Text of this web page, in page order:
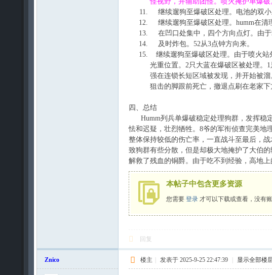
继续遛狗至爆破区处理。电池的双小
继续遛狗至爆破区处理。humm在清
在凹口处集中，四个方向点灯。由于
及时炸包。52从3点钟方向来。
继续遛狗至爆破区处理。由于喷火站
光重位置。2只大蓝在爆破区被处理。
强在连锁长短区域被发现，并开始被
狙击的脚跟前死亡，撤退点刷在老家
四、总结
Humm列兵单爆破稳定处理狗群，发挥稳
怯和迟疑，壮烈牺牲。8爷的军衔侦查完美地
整体保持较低的伤亡率，一直战斗至最后，
致狗群有些分散，但是却极大地掩护了大伯
解救了残血的铜爵。由于吃不到经验，高地
本帖子中包含更多资源
您需要 登录 才可以下载或查看，没有
回复
Znico 楼主 发表于 2025-9-25 22:47:39 显示全部楼